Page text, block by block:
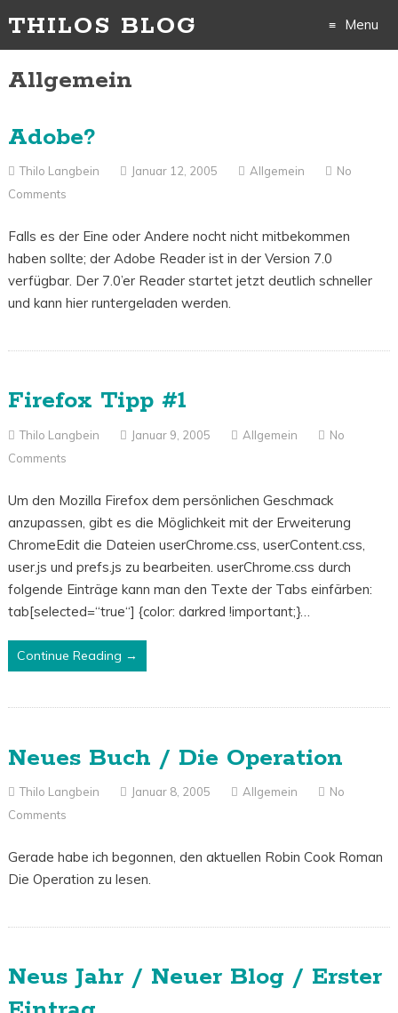
THILOS BLOG Menu
Allgemein
Adobe?
Thilo Langbein Januar 12, 2005 Allgemein
No
Comments
Falls es der Eine oder Andere nocht nicht mitbekommen
haben sollte; der Adobe Reader ist in der Version 7.0
verfügbar. Der 7.0’er Reader startet jetzt deutlich schneller
und kann hier runtergeladen werden.
Firefox Tipp #1
Thilo Langbein Januar 9, 2005 Allgemein
No
Comments
Um den Mozilla Firefox dem persönlichen Geschmack
anzupassen, gibt es die Möglichkeit mit der Erweiterung
ChromeEdit die Dateien userChrome.css, userContent.css,
user.js und prefs.js zu bearbeiten. userChrome.css durch
folgende Einträge kann man den Texte der Tabs einfärben:
tab[selected=“true“] {color: darkred !important;}…
Continue Reading →
Neues Buch / Die Operation
Thilo Langbein Januar 8, 2005 Allgemein
No
Comments
Gerade habe ich begonnen, den aktuellen Robin Cook Roman
Die Operation zu lesen.
Neus Jahr / Neuer Blog / Erster